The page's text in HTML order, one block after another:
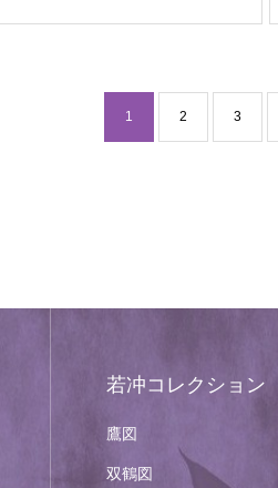
1 2 3
若冲コレクション
鷹図
双鶴図